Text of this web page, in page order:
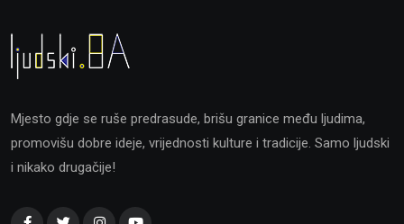
Mjesto gdje se ruše predrasude, brišu granice među ljudima,
promovišu dobre ideje, vrijednosti kulture i tradicije. Samo ljudski
i nikako drugačije!